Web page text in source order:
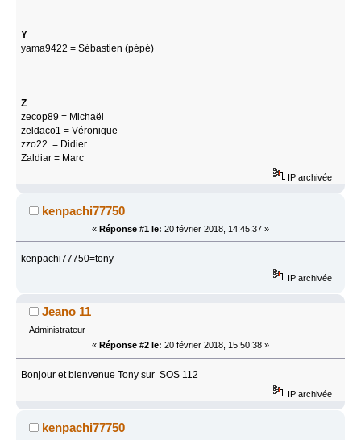
Y
yama9422 = Sébastien (pépé)
Z
zecop89 = Michaël
zeldaco1 = Véronique
zzo22 = Didier
Zaldiar = Marc
IP archivée
kenpachi77750
« Réponse #1 le: 20 février 2018, 14:45:37 »
kenpachi77750=tony
IP archivée
Jeano 11
Administrateur
« Réponse #2 le: 20 février 2018, 15:50:38 »
Bonjour et bienvenue Tony sur SOS 112
IP archivée
kenpachi77750